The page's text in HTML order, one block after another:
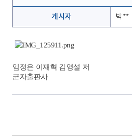
게시자 박**
임정은 이재혁 김영설 저
군자출판사